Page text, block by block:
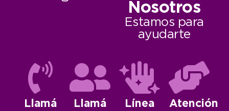
Nosotros
Estamos para
ayudarte
Llamá
Llamá
Línea
Atención